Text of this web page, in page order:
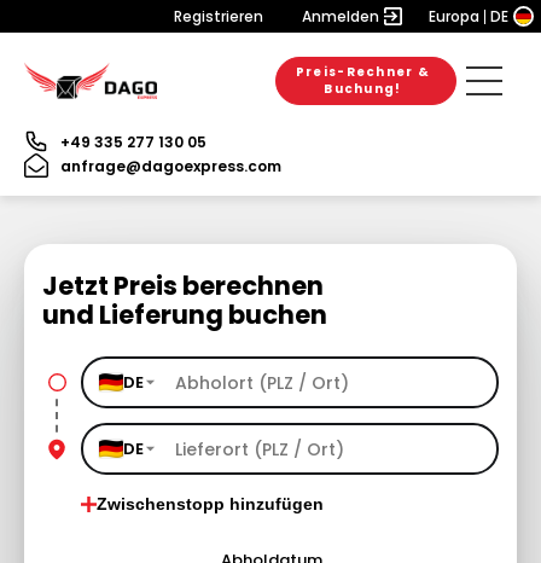
Registrieren Anmelden Europa DE
Preis-Rechner &
Buchung!
+49 335 277 130 05
anfrage@dagoexpress.com
Jetzt Preis berechnen
und Lieferung buchen
DE
DE
Zwischenstopp hinzufügen